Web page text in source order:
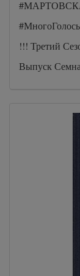
!!! Третий
Выпуск